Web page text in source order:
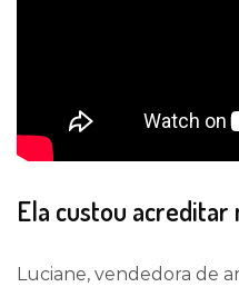
Ela custou acreditar
Luciane, vendedora de